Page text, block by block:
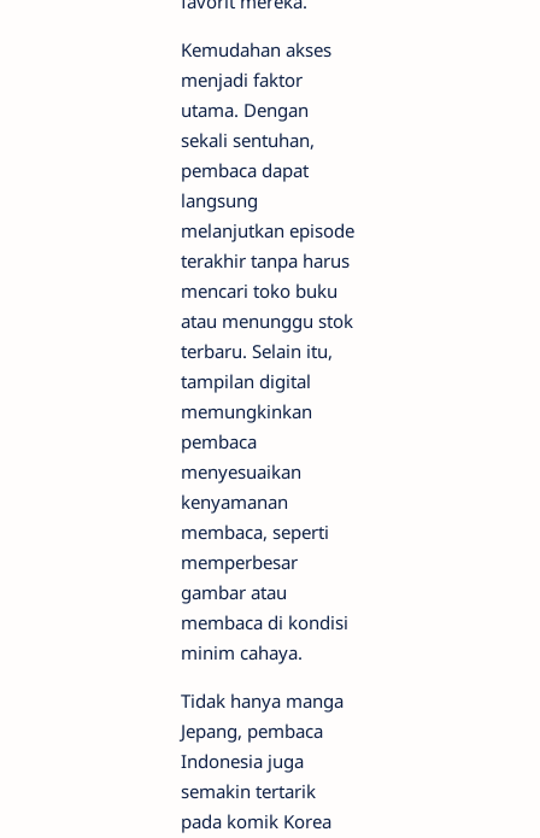
Kemudahan akses
menjadi faktor
utama. Dengan
sekali sentuhan,
pembaca dapat
langsung
melanjutkan episode
terakhir tanpa harus
mencari toko buku
atau menunggu stok
terbaru. Selain itu,
tampilan digital
memungkinkan
pembaca
menyesuaikan
kenyamanan
membaca, seperti
memperbesar
gambar atau
membaca di kondisi
minim cahaya.
Tidak hanya manga
Jepang, pembaca
Indonesia juga
semakin tertarik
pada komik Korea